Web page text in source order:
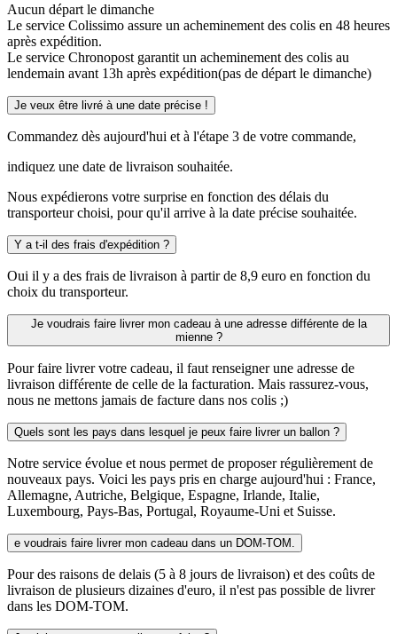
Aucun départ le dimanche
Le service Colissimo assure un acheminement des colis en 48 heures
après expédition.
Le service Chronopost garantit un acheminement des colis au
lendemain avant 13h après expédition(pas de départ le dimanche)
Je veux être livré à une date précise !
Commandez dès aujourd'hui et à l'étape 3 de votre commande,
indiquez une date de livraison souhaitée.
Nous expédierons votre surprise en fonction des délais du
transporteur choisi, pour qu'il arrive à la date précise souhaitée.
Y a t-il des frais d'expédition ?
Oui il y a des frais de livraison à partir de 8,9 euro en fonction du
choix du transporteur.
Je voudrais faire livrer mon cadeau à une adresse différente de la
mienne ?
Pour faire livrer votre cadeau, il faut renseigner une adresse de
livraison différente de celle de la facturation. Mais rassurez-vous,
nous ne mettons jamais de facture dans nos colis ;)
Quels sont les pays dans lesquel je peux faire livrer un ballon ?
Notre service évolue et nous permet de proposer régulièrement de
nouveaux pays. Voici les pays pris en charge aujourd'hui : France,
Allemagne, Autriche, Belgique, Espagne, Irlande, Italie,
Luxembourg, Pays-Bas, Portugal, Royaume-Uni et Suisse.
e voudrais faire livrer mon cadeau dans un DOM-TOM.
Pour des raisons de delais (5 à 8 jours de livraison) et des coûts de
livraison de plusieurs dizaines d'euro, il n'est pas possible de livrer
dans les DOM-TOM.